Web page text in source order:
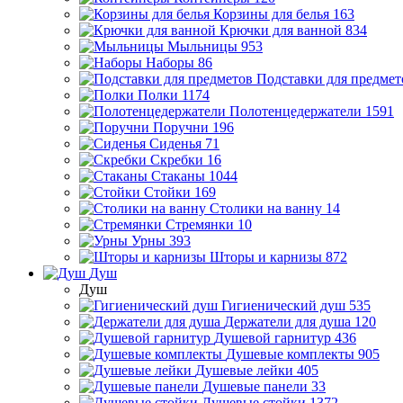
Корзины для белья 163
Крючки для ванной 834
Мыльницы 953
Наборы 86
Подставки для
Полки 1174
Полотенцедержатели 1591
Поручни 196
Сиденья 71
Скребки 16
Стаканы 1044
Стойки 169
Столики на ванну 14
Стремянки 10
Урны 393
Шторы и карнизы 872
Душ
Душ
Гигиенический душ 535
Держатели для душа 120
Душевой гарнитур 436
Душевые комплекты 905
Душевые лейки 405
Душевые панели 33